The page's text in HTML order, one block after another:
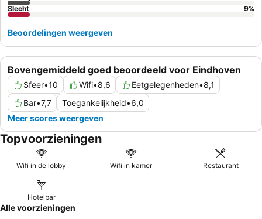
Bovengemiddeld goed beoordeeld voor Eindhoven
Sfeer•10 Wifi•8,6 Eetgelegenheden•8,1
Bar•7,7 Toegankelijkheid•6,0
Meer scores weergeven
Slecht
9%
Beoordelingen weergeven
Topvoorzieningen
Wifi in de lobby Wifi in kamer Restaurant
Hotelbar
Alle voorzieningen